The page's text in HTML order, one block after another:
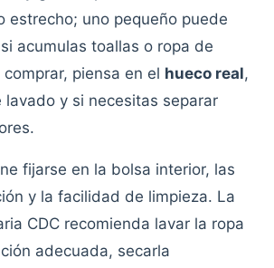
estrecho; uno pequeño puede
acumulas toallas o ropa de
piensa en el hueco real,
lavado y si necesitas separar
fijarse en la bolsa interior, las
y la facilidad de limpieza. La
CDC recomienda lavar la ropa
adecuada, secarla